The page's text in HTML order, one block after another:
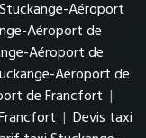
Aéroport
Aéroport de
Aéroport de
Aéroport de
de Francfort |
| Devis taxi